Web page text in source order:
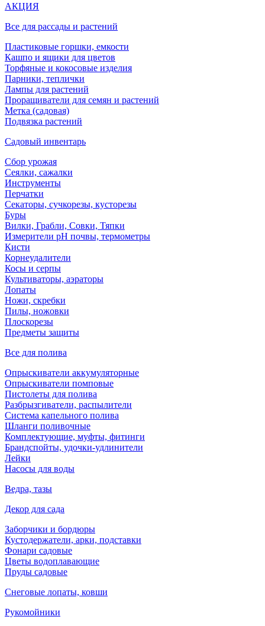
АКЦИЯ
Все для рассады и растений
Пластиковые горшки, емкости
Кашпо и ящики для цветов
Торфяные и кокосовые изделия
Парники, теплички
Лампы для растений
Проращиватели для семян и растений
Метка (садовая)
Подвязка растений
Садовый инвентарь
Сбор урожая
Сеялки, сажалки
Инструменты
Перчатки
Секаторы, сучкорезы, кусторезы
Буры
Вилки, Грабли, Совки, Тяпки
Измерители pH почвы, термометры
Кисти
Корнеудалители
Косы и серпы
Культиваторы, аэраторы
Лопаты
Ножи, скребки
Пилы, ножовки
Плоскорезы
Предметы защиты
Все для полива
Опрыскиватели аккумуляторные
Опрыскиватели помповые
Пистолеты для полива
Разбрызгиватели, распылители
Система капельного полива
Шланги поливочные
Комплектующие, муфты, фитинги
Брандспойты, удочки-удлинители
Лейки
Насосы для воды
Ведра, тазы
Декор для сада
Заборчики и бордюры
Кустодержатели, арки, подставки
Фонари садовые
Цветы водоплавающие
Пруды садовые
Снеговые лопаты, ковши
Рукомойники